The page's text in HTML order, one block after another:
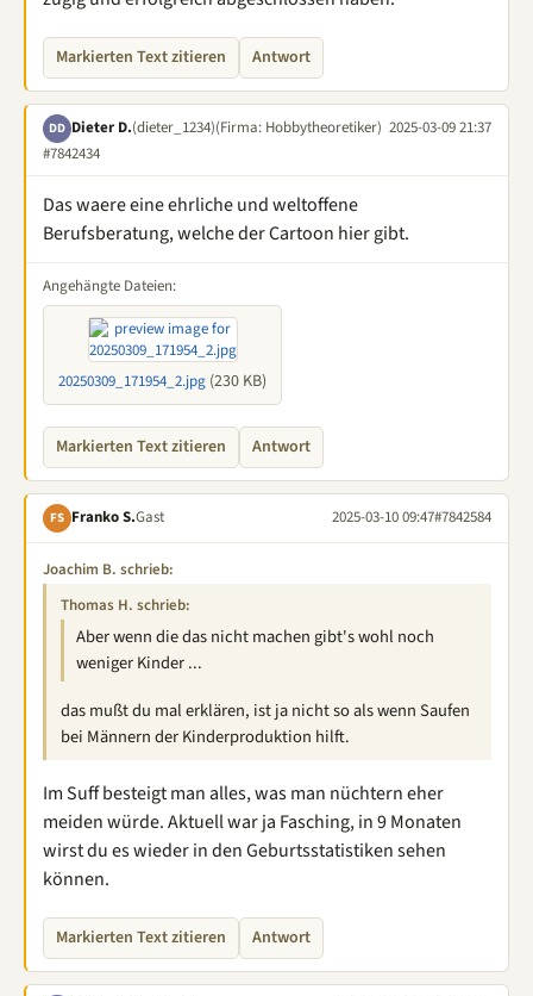
Markierten Text zitieren Antwort
DD Dieter D.(dieter_1234)(Firma: Hobbytheoretiker) 2025-03-09 21:37
#7842434
Das waere eine ehrliche und weltoffene
Berufsberatung, welche der Cartoon hier gibt.
Angehängte Dateien:
20250309_171954_2.jpg (230 KB)
Markierten Text zitieren Antwort
FS Franko S.Gast 2025-03-10 09:47#7842584
Joachim B. schrieb:
Thomas H. schrieb:
Aber wenn die das nicht machen gibt's wohl noch
weniger Kinder ...
das mußt du mal erklären, ist ja nicht so als wenn Saufen
bei Männern der Kinderproduktion hilft.
Im Suff besteigt man alles, was man nüchtern eher
meiden würde. Aktuell war ja Fasching, in 9 Monaten
wirst du es wieder in den Geburtsstatistiken sehen
können.
Markierten Text zitieren Antwort